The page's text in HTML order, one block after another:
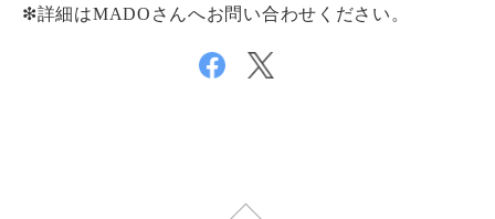
❇︎詳細はMADOさんへお問い合わせください。